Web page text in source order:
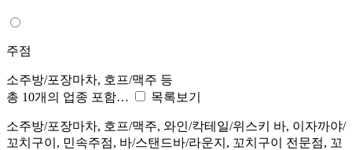
주점
소주방/포장마차, 호프/맥주 등
총 10개의 업종 포함…
목록보기
소주방/포장마차, 호프/맥주, 와인/칵테일/위스키 바, 이자까야/
꼬치구이, 민속주점, 바/스탠드바/라운지, 꼬치구이 전문점, 꼬